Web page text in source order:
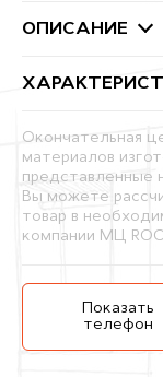
ОПИСАНИЕ
Окончательная
материалов
представленные
Вы можете
товар в
компании МЦ
Показать
телефон